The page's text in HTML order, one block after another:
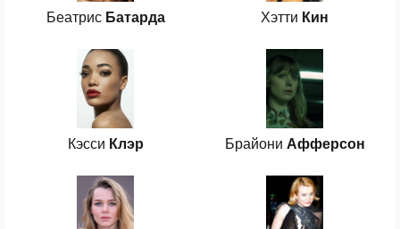
Беатрис Батарда Хэтти Кин
Кэсси Клэр Брайони Афферсон